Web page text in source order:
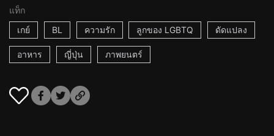
แท็ก
เกย์
BL ความรัก ลูกของ LGBTQ ดัดแปลง
อาหาร ญี่ปุ่น ภาพยนตร์